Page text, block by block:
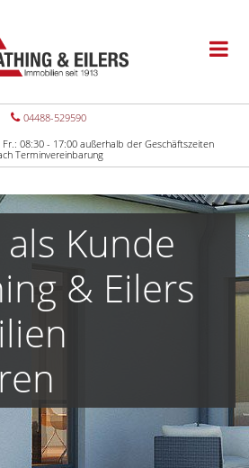
04488-529590
08:30 - 17:00 außerhalb der Geschäftszeiten
Terminvereinbarung
Kunde
& Eilers